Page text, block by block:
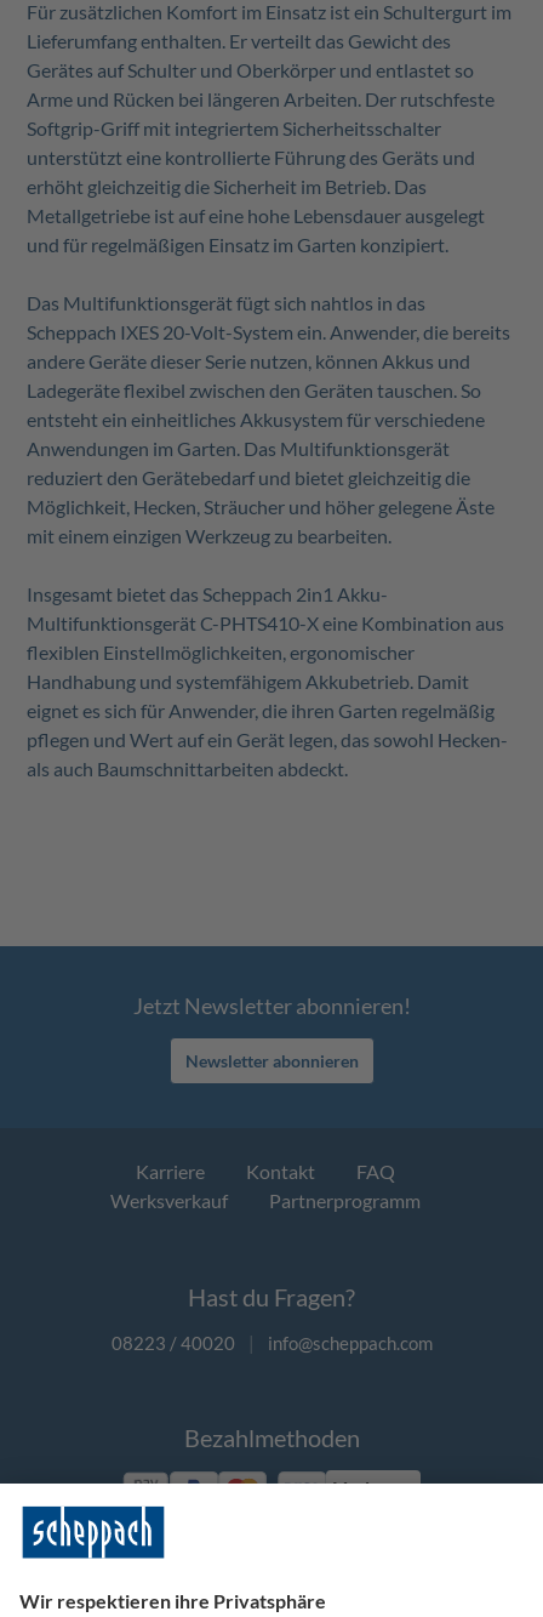
Für zusätzlichen Komfort im Einsatz ist ein Schultergurt im
Lieferumfang enthalten. Er verteilt das Gewicht des
Gerätes auf Schulter und Oberkörper und entlastet so
Arme und Rücken bei längeren Arbeiten. Der rutschfeste
Softgrip-Griff mit integriertem Sicherheitsschalter
unterstützt eine kontrollierte Führung des Geräts und
erhöht gleichzeitig die Sicherheit im Betrieb. Das
Metallgetriebe ist auf eine hohe Lebensdauer ausgelegt
und für regelmäßigen Einsatz im Garten konzipiert.
Das Multifunktionsgerät fügt sich nahtlos in das
Scheppach IXES 20-Volt-System ein. Anwender, die bereits
andere Geräte dieser Serie nutzen, können Akkus und
Ladegeräte flexibel zwischen den Geräten tauschen. So
entsteht ein einheitliches Akkusystem für verschiedene
Anwendungen im Garten. Das Multifunktionsgerät
reduziert den Gerätebedarf und bietet gleichzeitig die
Möglichkeit, Hecken, Sträucher und höher gelegene Äste
mit einem einzigen Werkzeug zu bearbeiten.
Insgesamt bietet das Scheppach 2in1 Akku-
Multifunktionsgerät C-PHTS410-X eine Kombination aus
flexiblen Einstellmöglichkeiten, ergonomischer
Handhabung und systemfähigem Akkubetrieb. Damit
eignet es sich für Anwender, die ihren Garten regelmäßig
pflegen und Wert auf ein Gerät legen, das sowohl Hecken-
als auch Baumschnittarbeiten abdeckt.
Jetzt Newsletter abonnieren!
Newsletter abonnieren
Karriere Kontakt
FAQ
Werksverkauf
Partnerprogramm
Hast du Fragen?
08223 / 40020 | info@scheppach.com
Bezahlmethoden
Vorkasse
Folge uns auf Social Media